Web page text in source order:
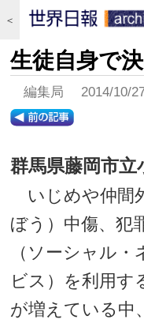
＜
生徒自身で
編集局 2014/
群馬県藤岡市立
いじめや仲間
ぼう）中傷、犯
（ソーシャル
ビス）を利用す
が増えている中